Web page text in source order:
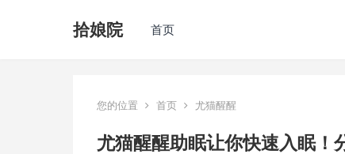
拾娘院 首页
您的位置 首页 尤猫醒醒
尤猫醒醒助眠让你快速入眠！